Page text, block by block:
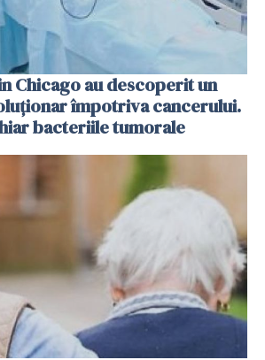
Chicago au descoperit un
împotriva cancerului.
bacteriile tumorale